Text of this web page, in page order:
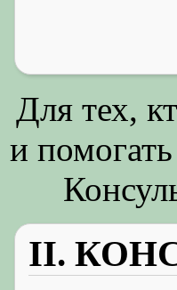
Для тех,
и
II.